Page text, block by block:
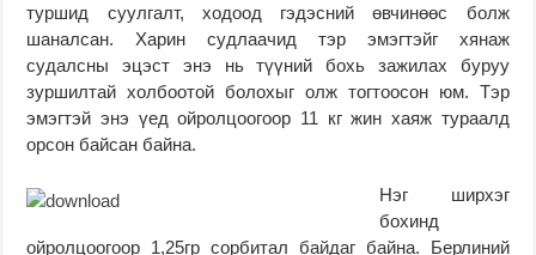
туршид суулгалт, ходоод гэдэсний өвчинөөс болж
шаналсан. Харин судлаачид тэр эмэгтэйг хянаж
судалсны эцэст энэ нь түүний бохь зажилах буруу
зуршилтай холбоотой болохыг олж тогтоосон юм. Тэр
эмэгтэй энэ үед ойролцоогоор 11 кг жин хаяж тураалд
орсон байсан байна.
Нэг ширхэг
бохинд
ойролцоогоор 1,25гр сорбитал байдаг байна. Берлиний